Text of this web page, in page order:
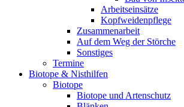
Arbeitseinsätze
Kopfweidenpflege
Zusammenarbeit
Auf dem Weg der Störche
Sonstiges
Termine
Biotope & Nisthilfen
Biotope
Biotope und Artenschutz